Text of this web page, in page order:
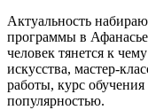
Актуальность
программы в
человек тянется к
искусства, мастер-
работы, курс
популярностью.